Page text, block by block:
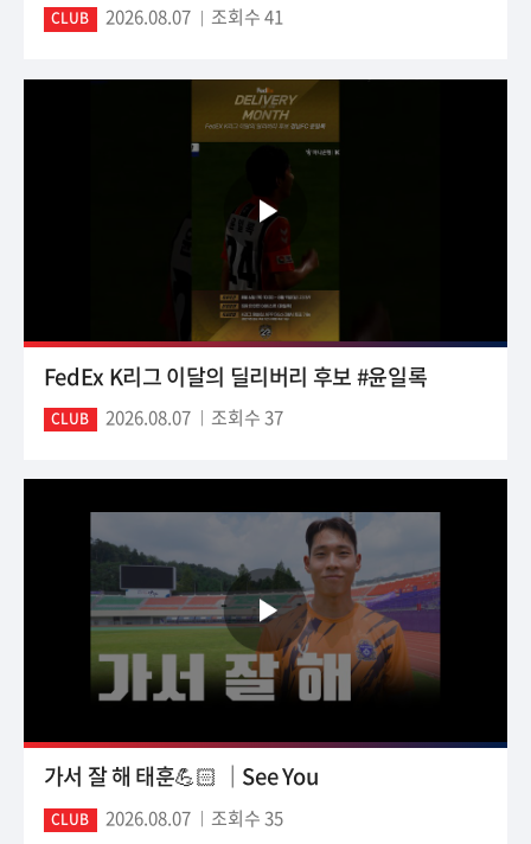
CLUB 2026.08.07 조회수 41
FedEx K리그 이달의 딜리버리 후보 #윤일록
CLUB 2026.08.07 조회수 37
가서 잘 해 태훈💪🏻 ｜See You
CLUB 2026.08.07 조회수 35